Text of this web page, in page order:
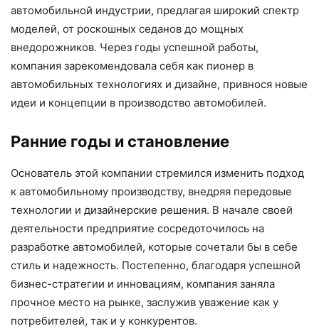
автомобильной индустрии, предлагая широкий спектр
моделей, от роскошных седанов до мощных
внедорожников. Через годы успешной работы,
компания зарекомендовала себя как пионер в
автомобильных технологиях и дизайне, привнося новые
идеи и концепции в производство автомобилей.
Ранние годы и становление
Основатель этой компании стремился изменить подход
к автомобильному производству, внедряя передовые
технологии и дизайнерские решения. В начале своей
деятельности предприятие сосредоточилось на
разработке автомобилей, которые сочетали бы в себе
стиль и надежность. Постепенно, благодаря успешной
бизнес-стратегии и инновациям, компания заняла
прочное место на рынке, заслужив уважение как у
потребителей, так и у конкурентов.